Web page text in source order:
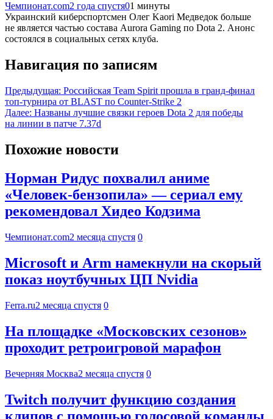
Чемпионат.com2 года спустя01 минуты
Украинский киберспортсмен Олег Kaori Медведок больше
не является частью состава Aurora Gaming по Dota 2. Анонс
состоялся в социальных сетях клуба.
Навигация по записям
Предыдущая: Российская Team Spirit прошла в гранд-финал
топ-турнира от BLAST по Counter-Strike 2
Далее: Названы лучшие связки героев Dota 2 для победы
на линии в патче 7.37d
Похожие новости
Норман Ридус похвалил аниме
«Человек-бензопила» — сериал ему
рекомендовал Хидео Кодзима
Чемпионат.com2 месяца спустя 0
Microsoft и Arm намекнули на скорый
показ ноутбучных ЦП Nvidia
Ferra.ru2 месяца спустя 0
На площадке «Московских сезонов»
проходит ретроигровой марафон
Вечерняя Москва2 месяца спустя 0
Twitch получит функцию создания
клипов с помощью голосовой команды